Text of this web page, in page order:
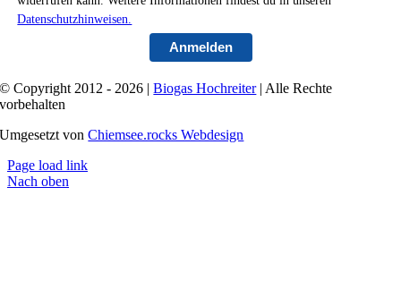
Datenschutzhinweisen.
Anmelden
© Copyright 2012 - 2026 |Biogas Hochreiter| Alle Rechte
vorbehalten
Umgesetzt vonChiemsee.rocks Webdesign
Page load link
Nach oben